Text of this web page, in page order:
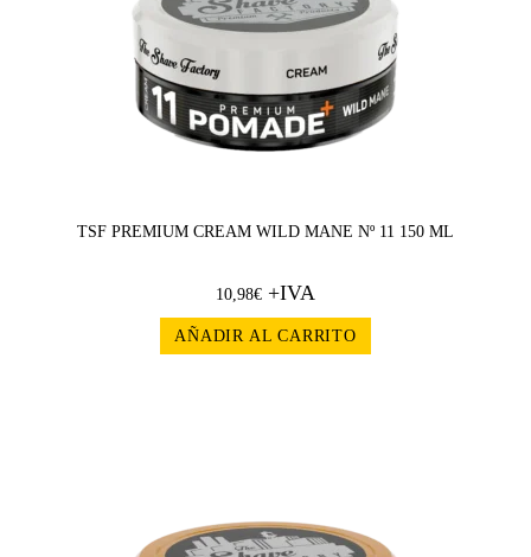
TSF PREMIUM CREAM WILD MANE Nº 11 150 ML
10,98€ +IVA
AÑADIR AL CARRITO